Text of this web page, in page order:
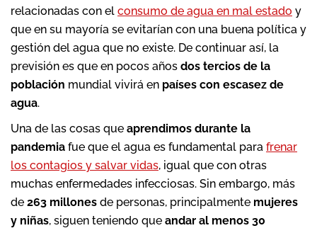
relacionadas con el consumo de agua en mal estado y
que en su mayoría se evitarían con una buena política y
gestión del agua que no existe. De continuar así, la
previsión es que en pocos años dos tercios de la
población mundial vivirá en países con escasez de
agua.
Una de las cosas que aprendimos durante la
pandemia fue que el agua es fundamental para frenar
los contagios y salvar vidas, igual que con otras
muchas enfermedades infecciosas. Sin embargo, más
de 263 millones de personas, principalmente mujeres
y niñas, siguen teniendo que andar al menos 30